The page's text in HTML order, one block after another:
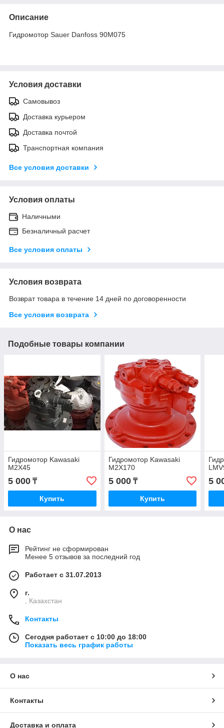
Описание
Гидромотор Sauer Danfoss 90M075
Условия доставки
Самовывоз
Доставка курьером
Доставка почтой
Транспортная компания
Все условия доставки
Условия оплаты
Наличными
Безналичный расчет
Все условия оплаты
Условия возврата
Возврат товара в течение 14 дней по договоренности
Все условия возврата
Подобные товары компании
Гидромотор Kawasaki
M2X45
5 000 ₸
Купить
Гидромотор Kawasaki
M2X170
5 000₸
Купить
5
О нас
Рейтинг не сформирован
Менее 5 отзывов за последний год
Работает с 31.07.2013
г.
, Казахстан
Контакты
Сегодня работает с 10:00 до 18:00
Показать весь график работы
О нас
Контакты
Доставка и оплата